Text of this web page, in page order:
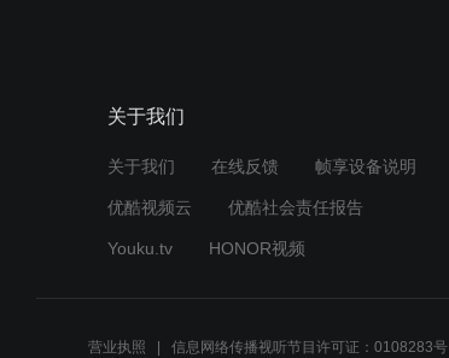
关于我们
关于我们 在线反馈 帧享设备说明
优酷视频云 优酷社会责任报告
Youku.tv HONOR视频
营业执照 信息网络传播视听节目许可证：0108283号